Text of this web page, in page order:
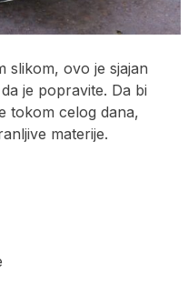
slikom, ovo je sjajan
je popravite. Da bi
tokom celog dana,
materije.